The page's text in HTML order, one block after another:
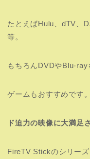
たとえばHulu、dTV、
等。
もちろんDVDやBlu-ray
ゲームもおすすめです。
ド迫力の映像に大満足
FireTV Stickのシリー